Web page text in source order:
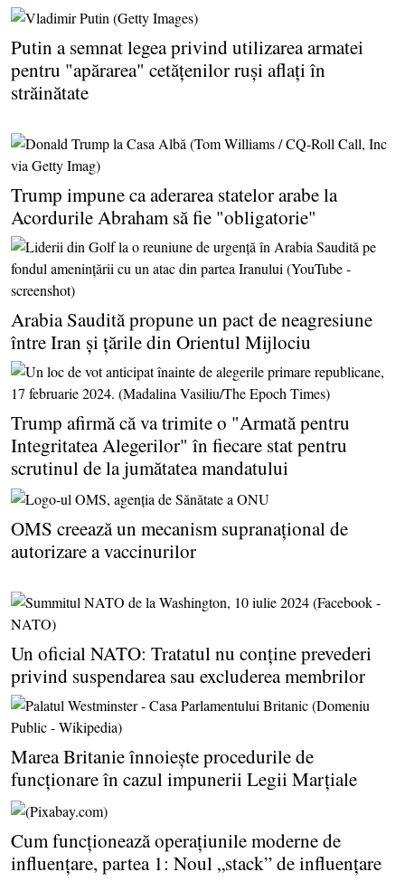
Putin a semnat legea privind utilizarea armatei
pentru "apărarea" cetăţenilor ruşi aflaţi în
străinătate
Trump impune ca aderarea statelor arabe la
Acordurile Abraham să fie "obligatorie"
Arabia Saudită propune un pact de neagresiune
între Iran şi ţările din Orientul Mijlociu
Trump afirmă că va trimite o "Armată pentru
Integritatea Alegerilor" în fiecare stat pentru
scrutinul de la jumătatea mandatului
OMS creează un mecanism supranaţional de
autorizare a vaccinurilor
Un oficial NATO: Tratatul nu conţine prevederi
privind suspendarea sau excluderea membrilor
Marea Britanie înnoieşte procedurile de
funcţionare în cazul impunerii Legii Marţiale
Cum funcţionează operaţiunile moderne de
influenţare, partea 1: Noul „stack” de influenţare